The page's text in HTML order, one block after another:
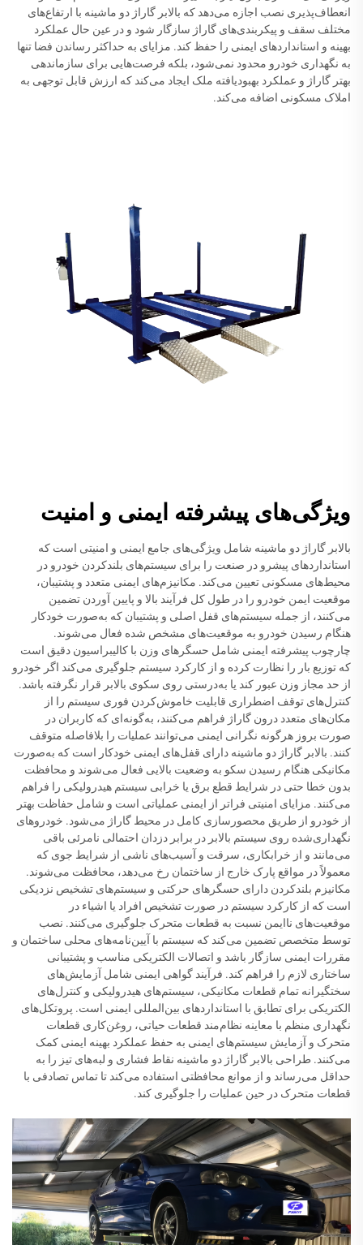
انعطاف‌پذیری نصب اجازه می‌دهد که بالابر گاراژ دو ماشینه با ارتفاع‌های
مختلف سقف و پیکربندی‌های گاراژ سازگار شود و در عین حال عملکرد
بهینه و استانداردهای ایمنی را حفظ کند. مزایای به حداکثر رساندن فضا تنها
به نگهداری خودرو محدود نمی‌شود، بلکه فرصت‌هایی برای سازماندهی
بهتر گاراژ و عملکرد بهبودیافته ملک ایجاد می‌کند که ارزش قابل توجهی به
املاک مسکونی اضافه می‌کند.
ویژگی‌های پیشرفته ایمنی و امنیت
بالابر گاراژ دو ماشینه شامل ویژگی‌های جامع ایمنی و امنیتی است که
استانداردهای پیشرو در صنعت را برای سیستم‌های بلندکردن خودرو در
محیط‌های مسکونی تعیین می‌کند. مکانیزم‌های ایمنی متعدد و پشتیبان،
موقعیت ایمن خودرو را در طول کل فرآیند بالا و پایین آوردن تضمین
می‌کنند، از جمله سیستم‌های قفل اصلی و پشتیبان که به‌صورت خودکار
هنگام رسیدن خودرو به موقعیت‌های مشخص شده فعال می‌شوند.
چارچوب پیشرفته ایمنی شامل حسگرهای وزن با کالیبراسیون دقیق است
که توزیع بار را نظارت کرده و از کارکرد سیستم جلوگیری می‌کند اگر خودرو
از حد مجاز وزن عبور کند یا به‌درستی روی سکوی بالابر قرار نگرفته باشد.
کنترل‌های توقف اضطراری قابلیت خاموش‌کردن فوری سیستم را از
مکان‌های متعدد درون گاراژ فراهم می‌کنند، به‌گونه‌ای که کاربران در
صورت بروز هرگونه نگرانی ایمنی می‌توانند عملیات را بلافاصله متوقف
کنند. بالابر گاراژ دو ماشینه دارای قفل‌های ایمنی خودکار است که به‌صورت
مکانیکی هنگام رسیدن سکو به وضعیت بالایی فعال می‌شوند و محافظت
بدون خطا حتی در شرایط قطع برق یا خرابی سیستم هیدرولیکی را فراهم
می‌کنند. مزایای امنیتی فراتر از ایمنی عملیاتی است و شامل حفاظت بهتر
از خودرو از طریق محصورسازی کامل در محیط گاراژ می‌شود. خودروهای
نگهداری‌شده روی سیستم بالابر در برابر دزدان احتمالی نامرئی باقی
می‌مانند و از خرابکاری، سرقت و آسیب‌های ناشی از شرایط جوی که
معمولاً در مواقع پارک خارج از ساختمان رخ می‌دهد، محافظت می‌شوند.
مکانیزم بلندکردن دارای حسگرهای حرکتی و سیستم‌های تشخیص نزدیکی
است که از کارکرد سیستم در صورت تشخیص افراد یا اشیاء در
موقعیت‌های ناایمن نسبت به قطعات متحرک جلوگیری می‌کنند. نصب
توسط متخصص تضمین می‌کند که سیستم با آیین‌نامه‌های محلی ساختمان و
مقررات ایمنی سازگار باشد و اتصالات الکتریکی مناسب و پشتیبانی
ساختاری لازم را فراهم کند. فرآیند گواهی ایمنی شامل آزمایش‌های
سختگیرانه تمام قطعات مکانیکی، سیستم‌های هیدرولیکی و کنترل‌های
الکتریکی برای تطابق با استانداردهای بین‌المللی ایمنی است. پروتکل‌های
نگهداری منظم با معاینه نظام‌مند قطعات حیاتی، روغن‌کاری قطعات
متحرک و آزمایش سیستم‌های ایمنی به حفظ عملکرد بهینه ایمنی کمک
می‌کنند. طراحی بالابر گاراژ دو ماشینه نقاط فشاری و لبه‌های تیز را به
حداقل می‌رساند و از موانع محافظتی استفاده می‌کند تا تماس تصادفی با
قطعات متحرک در حین عملیات را جلوگیری کند.